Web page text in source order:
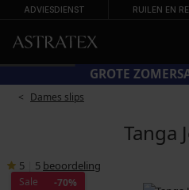
ADVIESDIENST RUILEN EN
GROTE
Dames slips
Tanga
5 5 beoordeling
Sale -70%